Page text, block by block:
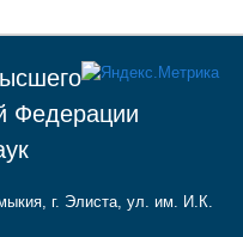
Федерации
г. Элиста, ул. им. И.К.